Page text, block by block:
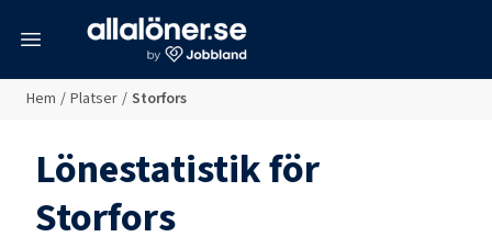
Hem / Platser / Storfors
Lönestatistik för
Storfors